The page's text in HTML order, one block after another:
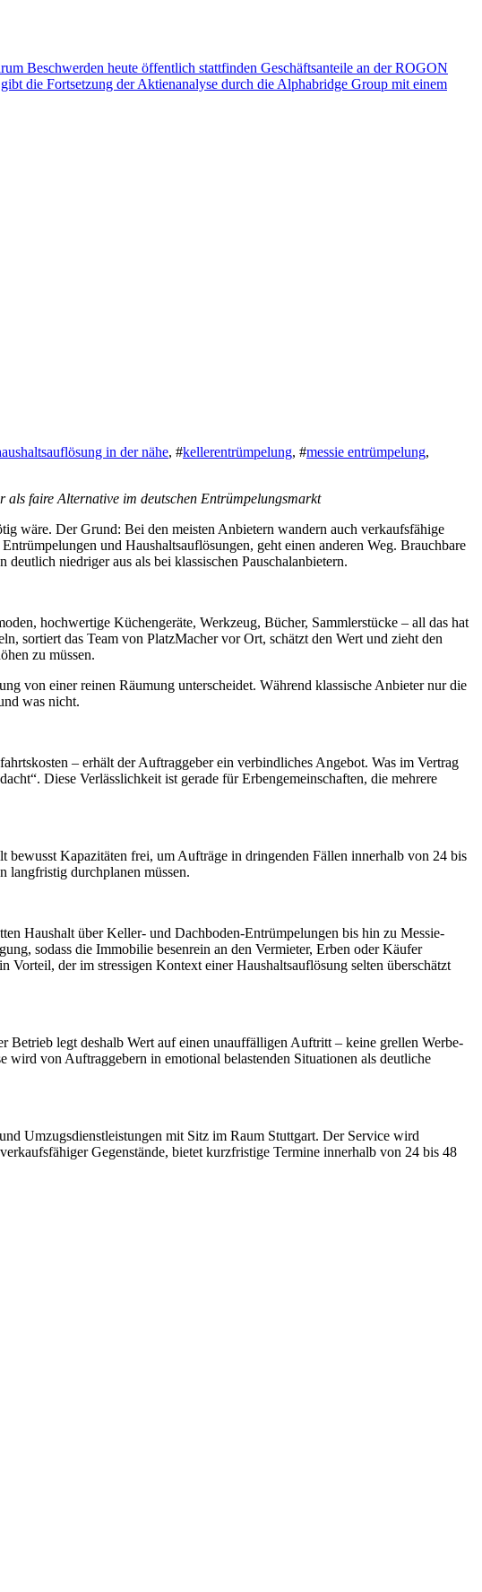
Beschwerden heute öffentlich stattfinden Geschäftsanteile an der ROGON
die Fortsetzung der Aktienanalyse durch die Alphabridge Group mit einem
in der nähe, #kellerentrümpelung, #messie entrümpelung,
als faire Alternative im deutschen Entrümpelungsmarkt
wäre. Der Grund: Bei den meisten Anbietern wandern auch verkaufsfähige
und Haushaltsauflösungen, geht einen anderen Weg. Brauchbare
niedriger aus als bei klassischen Pauschalanbietern.
hochwertige Küchengeräte, Werkzeug, Bücher, Sammlerstücke – all das hat
sortiert das Team von PlatzMacher vor Ort, schätzt den Wert und zieht den
zu müssen.
von einer reinen Räumung unterscheidet. Während klassische Anbieter nur die
was nicht.
– erhält der Auftraggeber ein verbindliches Angebot. Was im Vertrag
Diese Verlässlichkeit ist gerade für Erbengemeinschaften, die mehrere
Kapazitäten frei, um Aufträge in dringenden Fällen innerhalb von 24 bis
langfristig durchplanen müssen.
Haushalt über Keller- und Dachboden-Entrümpelungen bis hin zu Messie-
sodass die Immobilie besenrein an den Vermieter, Erben oder Käufer
der im stressigen Kontext einer Haushaltsauflösung selten überschätzt
Betrieb legt deshalb Wert auf einen unauffälligen Auftritt – keine grellen Werbe-
von Auftraggebern in emotional belastenden Situationen als deutliche
Umzugsdienstleistungen mit Sitz im Raum Stuttgart. Der Service wird
Gegenstände, bietet kurzfristige Termine innerhalb von 24 bis 48